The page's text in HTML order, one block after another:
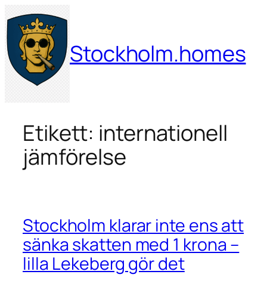
Hoppa
till
innehåll
Stockholm.homes
Etikett: internationell
jämförelse
Stockholm klarar inte ens att
sänka skatten med 1 krona –
lilla Lekeberg gör det